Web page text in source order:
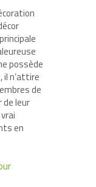
possède
n’attire
de
de leur
en